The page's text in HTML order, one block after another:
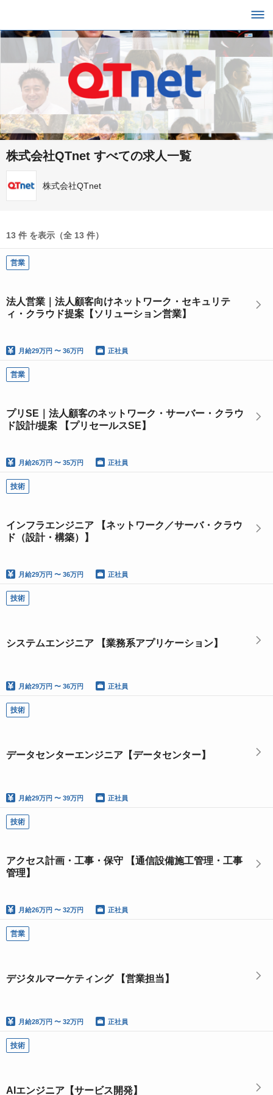
株式会社QTnet すべての求人一覧
株式会社QTnet
13 件 を表示（全 13 件）
営業
法人営業｜法人顧客向けネットワーク・セキュリテ
ィ・クラウド提案【ソリューション営業】
月給29万円 〜 36万円 正社員
営業
プリSE｜法人顧客のネットワーク・サーバー・クラウ
ド設計/提案 【プリセールスSE】
月給26万円 〜 35万円 正社員
技術
インフラエンジニア 【ネットワーク／サーバ・クラウ
ド（設計・構築）】
月給29万円 〜 36万円 正社員
技術
システムエンジニア 【業務系アプリケーション】
月給29万円 〜 36万円 正社員
技術
データセンターエンジニア【データセンター】
月給29万円 〜 39万円 正社員
技術
アクセス計画・工事・保守 【通信設備施工管理・工事
管理】
月給26万円 〜 32万円 正社員
営業
デジタルマーケティング 【営業担当】
月給28万円 〜 32万円 正社員
技術
AIエンジニア【サービス開発】